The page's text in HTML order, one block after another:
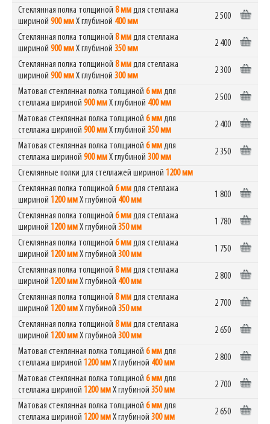
Стеклянная полка толщиной 8 ммдля стеллажа
шириной 900 ммХ глубиной 400 мм
2 500
Стеклянная полка толщиной 8 ммдля стеллажа
шириной 900 ммХ глубиной 350 мм
2 400
Стеклянная полка толщиной 8 ммдля стеллажа
шириной 900 ммХ глубиной 300 мм
2 300
Матовая стеклянная полка толщиной 6 ммдля
стеллажа шириной 900 ммХ глубиной 400 мм
2 500
Матовая стеклянная полка толщиной 6 ммдля
стеллажа шириной 900 ммХ глубиной 350 мм
2 400
Матовая стеклянная полка толщиной 6 ммдля
стеллажа шириной 900 ммХ глубиной 300 мм
2 350
Стеклянные полки для стеллажей шириной 1200 мм
Стеклянная полка толщиной 6 ммдля стеллажа
шириной 1200 ммХ глубиной 400 мм
1 800
Стеклянная полка толщиной 6 ммдля стеллажа
шириной 1200 ммХ глубиной 350 мм
1 780
Стеклянная полка толщиной 6 ммдля стеллажа
шириной 1200 ммХ глубиной 300 мм
1 750
Стеклянная полка толщиной 8 ммдля стеллажа
шириной 1200 ммХ глубиной 400 мм
2 800
Стеклянная полка толщиной 8 ммдля стеллажа
шириной 1200 ммХ глубиной 350 мм
2 700
Стеклянная полка толщиной 8 ммдля стеллажа
шириной 1200 ммХ глубиной 300 мм
2 650
Матовая стеклянная полка толщиной 6 ммдля
стеллажа шириной 1200 ммХ глубиной 400 мм
2 800
Матовая стеклянная полка толщиной 6 ммдля
стеллажа шириной 1200 ммХ глубиной 350 мм
2 700
Матовая стеклянная полка толщиной 6 ммдля
стеллажа шириной 1200 ммХ глубиной 300 мм
2 650